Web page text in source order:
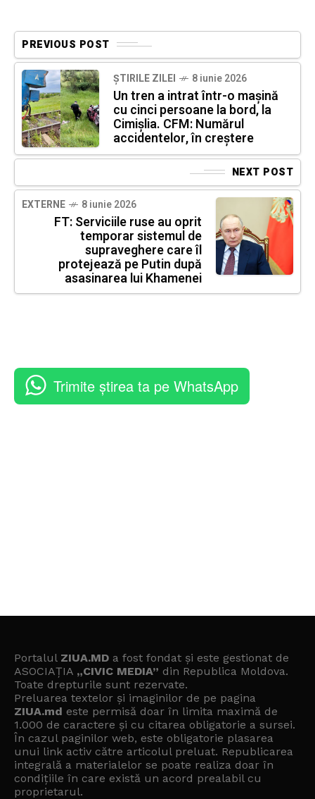
PREVIOUS POST
ȘTIRILE ZILEI 8 iunie 2026
Un tren a intrat într-o mașină
cu cinci persoane la bord, la
Cimișlia. CFM: Numărul
accidentelor, în creștere
NEXT POST
EXTERNE 8 iunie 2026
FT: Serviciile ruse au oprit
temporar sistemul de
supraveghere care îl
protejează pe Putin după
asasinarea lui Khamenei
Trimite știrea ta pe WhatsApp
Portalul ZIUA.MD a fost fondat și este gestionat de
ASOCIAȚIA „CIVIC MEDIA” din Republica Moldova.
Toate drepturile sunt rezervate.
Preluarea textelor și imaginilor de pe pagina
ZIUA.md este permisă doar în limita maximă de
1.000 de caractere și cu citarea obligatorie a sursei.
În cazul paginilor web, este obligatorie plasarea
unui link activ către articolul preluat. Republicarea
integrală a materialelor se poate realiza doar în
condițiile în care există un acord prealabil cu
proprietarul.